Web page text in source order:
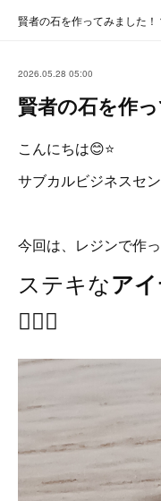
賢者の石を作ってみました！
2026.05.28 05:00
賢者の石を作
こんにちは😊⭐
サブカルビジネスセ
今回は、レジンで作
ステキなア
👍🏻✨